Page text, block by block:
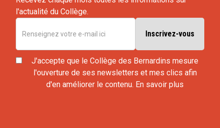
l'actualité du Collège.
J'accepte que le Collège des Bernardins mesure
l'ouverture de ses newsletters et mes clics afin
d'en améliorer le contenu. En savoir plus